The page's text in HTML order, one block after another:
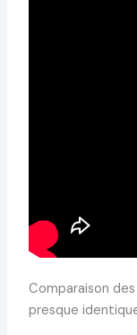
Comparaison
presque